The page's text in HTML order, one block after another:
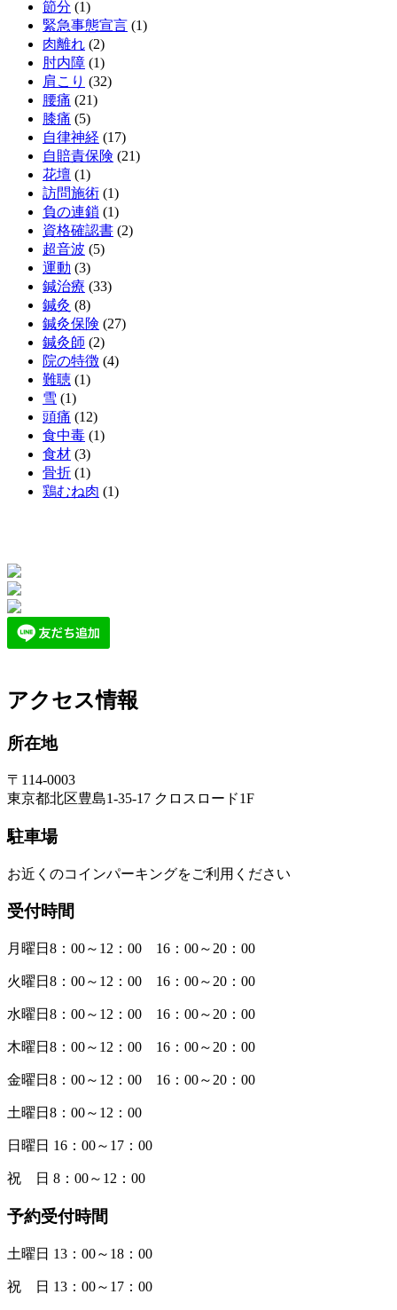
節分 (1)
緊急事態宣言 (1)
肉離れ (2)
肘内障 (1)
肩こり (32)
腰痛 (21)
膝痛 (5)
自律神経 (17)
自賠責保険 (21)
花壇 (1)
訪問施術 (1)
負の連鎖 (1)
資格確認書 (2)
超音波 (5)
運動 (3)
鍼治療 (33)
鍼灸 (8)
鍼灸保険 (27)
鍼灸師 (2)
院の特徴 (4)
難聴 (1)
雪 (1)
頭痛 (12)
食中毒 (1)
食材 (3)
骨折 (1)
鶏むね肉 (1)
アクセス情報
所在地
〒114-0003
東京都北区豊島1-35-17 クロスロード1F
駐車場
お近くのコインパーキングをご利用ください
受付時間
月曜日8：00～12：00 16：00～20：00
火曜日8：00～12：00 16：00～20：00
水曜日8：00～12：00 16：00～20：00
木曜日8：00～12：00 16：00～20：00
金曜日8：00～12：00 16：00～20：00
土曜日8：00～12：00
日曜日 16：00～17：00
祝 日 8：00～12：00
予約受付時間
土曜日 13：00～18：00
祝 日 13：00～17：00